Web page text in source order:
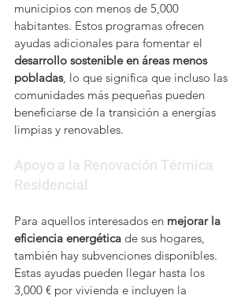
municipios con menos de 5,000
habitantes. Estos programas ofrecen
ayudas adicionales para fomentar el
desarrollo sostenible en áreas menos
pobladas, lo que significa que incluso las
comunidades más pequeñas pueden
beneficiarse de la transición a energías
limpias y renovables.
Apoyo a la Renovación Térmica
Residencial
Para aquellos interesados en mejorar la
eficiencia energética de sus hogares,
también hay subvenciones disponibles.
Estas ayudas pueden llegar hasta los
3,000 € por vivienda e incluyen la